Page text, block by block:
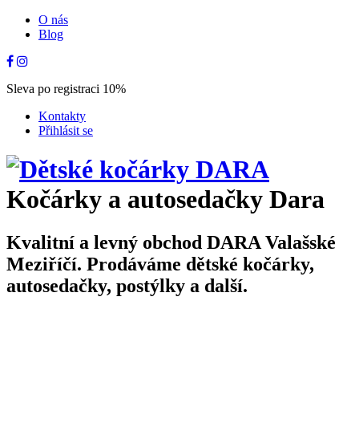
O nás
Blog
Sleva po registraci 10%
Kontakty
Přihlásit se
Kočárky a autosedačky Dara
Kvalitní a levný obchod DARA Valašské
Meziříčí. Prodáváme dětské kočárky,
autosedačky, postýlky a další.